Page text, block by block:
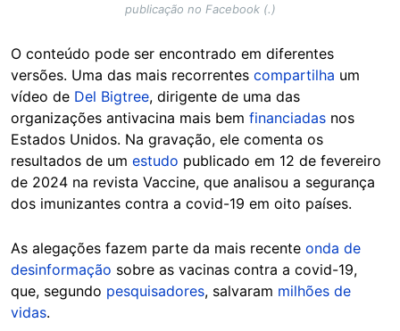
publicação no Facebook (.)
O conteúdo pode ser encontrado em diferentes
versões. Uma das mais recorrentes compartilha um
vídeo de Del Bigtree, dirigente de uma das
organizações antivacina mais bem financiadas nos
Estados Unidos. Na gravação, ele comenta os
resultados de um estudo publicado em 12 de fevereiro
de 2024 na revista Vaccine, que analisou a segurança
dos imunizantes contra a covid-19 em oito países.
As alegações fazem parte da mais recente onda de
desinformação sobre as vacinas contra a covid-19,
que, segundo pesquisadores, salvaram milhões de
vidas.